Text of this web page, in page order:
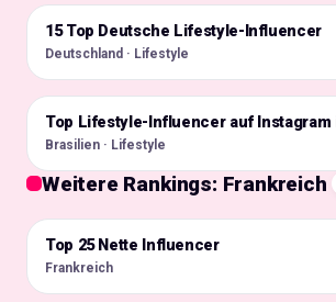
🇩🇪
15 Top Deutsche Lifestyle-Influencer
Deutschland · Lifestyle
🇧🇷
Top Lifestyle-Influencer auf Instagram
Brasilien · Lifestyle
Weitere Rankings: Frankreich
🇫🇷
Top 25 Nette Influencer
Frankreich